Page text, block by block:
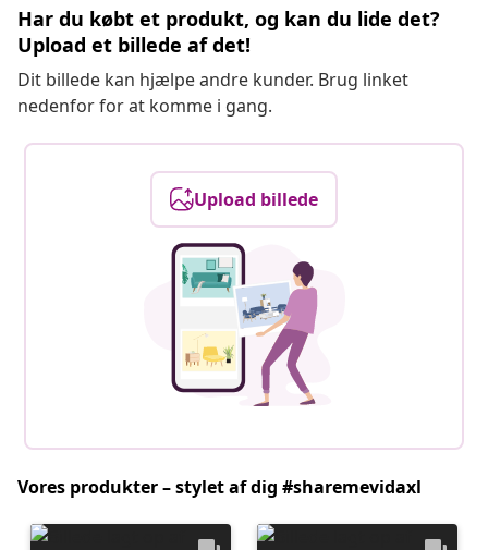
Har du købt et produkt, og kan du lide det?
Upload et billede af det!
Dit billede kan hjælpe andre kunder. Brug linket
nedenfor for at komme i gang.
Upload billede
Vores produkter – stylet af dig #sharemevidaxl